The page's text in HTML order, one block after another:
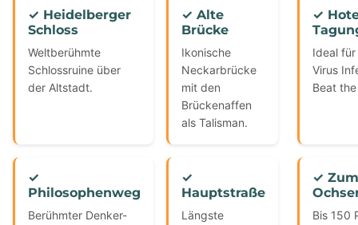
✓ Heidelberger
Schloss
Weltberühmte
Schlossruine über
der Altstadt.
✓ Alte
Brücke
Ikonische
Neckarbrücke
mit den
Brückenaffen
als Talisman.
✓
Philosophenweg
Berühmter Denker-
✓
Hauptstraße
Längste
✓
Ideal
Virus
Beat
✓
Bis 150